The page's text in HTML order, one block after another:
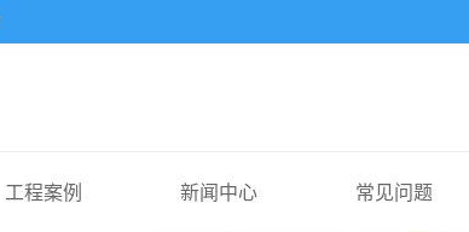
工程案例 新闻中心 常见问题